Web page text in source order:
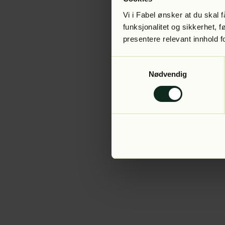
Vi i Fabel ønsker at du skal
funksjonalitet og sikkerhet,
presentere relevant innhold
Nødvendig
Application